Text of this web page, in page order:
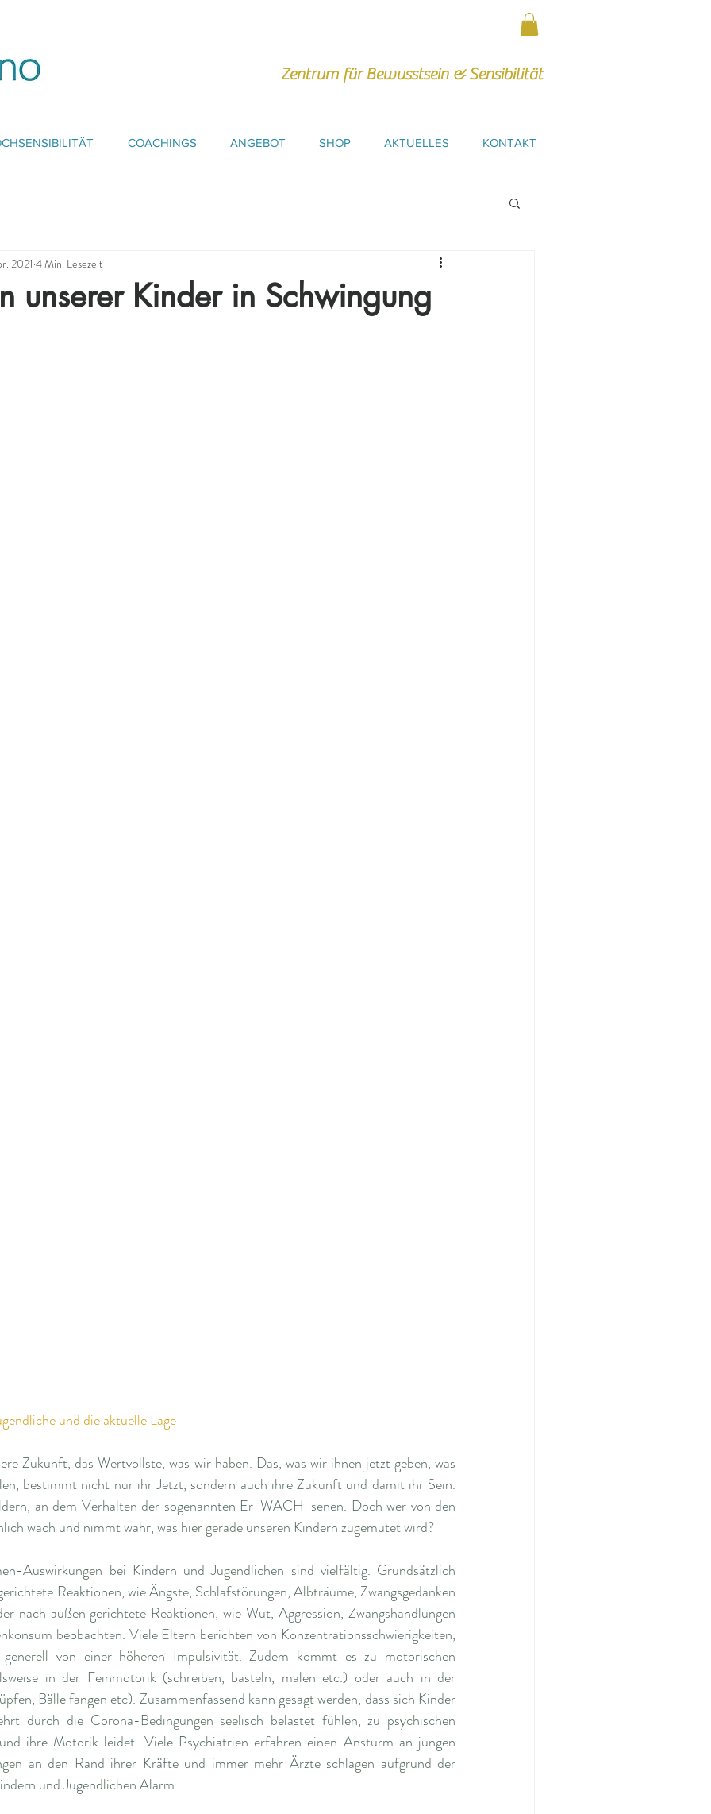
Zentrum für Bewusstsein & Sensibilität
COACHINGS ANGEBOT SHOP AKTUELLES KONTAKT
unserer Kinder in Schwingung
2021 4 Min. Lesezeit
und die aktuelle Lage
Zukunft, das Wertvollste, was wir haben. Das, was wir ihnen jetzt geben, was
bestimmt nicht nur ihr Jetzt, sondern auch ihre Zukunft und damit ihr Sein.
an dem Verhalten der sogenannten Er-WACH-senen. Doch wer von den
wach und nimmt wahr, was hier gerade unseren Kindern zugemutet wird?
Auswirkungen bei Kindern und Jugendlichen sind vielfältig. Grundsätzlich
Reaktionen, wie Ängste, Schlafstörungen, Albträume, Zwangsgedanken
nach außen gerichtete Reaktionen, wie Wut, Aggression, Zwangshandlungen
beobachten. Viele Eltern berichten von Konzentrationsschwierigkeiten,
generell von einer höheren Impulsivität. Zudem kommt es zu motorischen
in der Feinmotorik (schreiben, basteln, malen etc.) oder auch in der
Bälle fangen etc). Zusammenfassend kann gesagt werden, dass sich Kinder
durch die Corona-Bedingungen seelisch belastet fühlen, zu psychischen
ihre Motorik leidet. Viele Psychiatrien erfahren einen Ansturm an jungen
an den Rand ihrer Kräfte und immer mehr Ärzte schlagen aufgrund der
und Jugendlichen Alarm.